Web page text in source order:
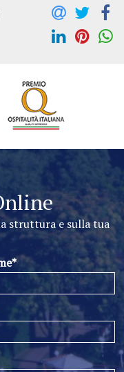
struttura e sulla tua